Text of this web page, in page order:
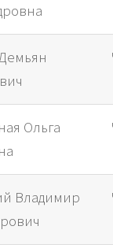
Ольга
Владимир